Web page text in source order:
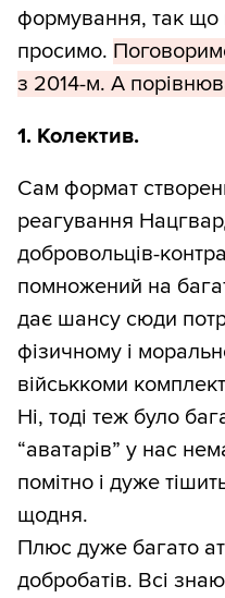
формування, так що
просимо.
з 2014-м. А
1. Колектив.
Сам формат
реагування
добровольців-
помножений на
дає шансу сюди
фізичному і
військкоми
Ні, тоді теж було
“аватарів” у нас
помітно і дуже
щодня.
Плюс дуже багато
добробатів. Всі